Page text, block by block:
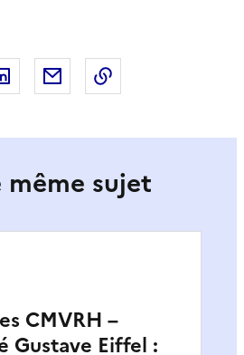
sur X
Partager sur LinkedIn
Partager par email
même sujet
CMVRH –
Gustave Eiffel :